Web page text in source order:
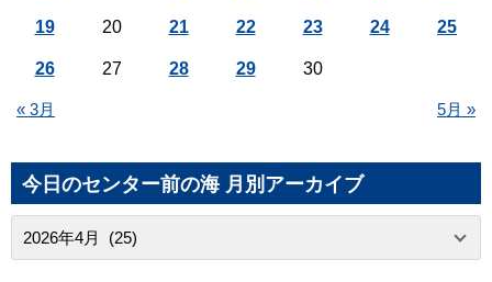
« 3月 5月 »
19 20 21 22 23 24 25
26 27 28 29 30
今日のセンター前の海 月別アーカイブ